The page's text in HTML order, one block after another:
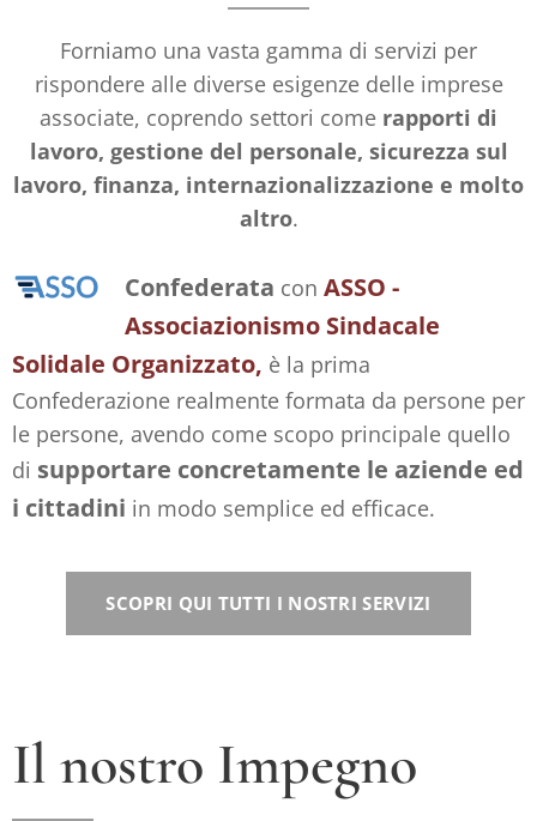
Forniamo una vasta gamma di servizi per
rispondere alle diverse esigenze delle imprese
associate, coprendo settori come rapporti di
lavoro, gestione del personale, sicurezza sul
lavoro, finanza, internazionalizzazione e molto
altro.
Confederata conASSO -
Associazionismo Sindacale
Solidale Organizzato, è la prima
Confederazione realmente formata da persone per
le persone, avendo come scopo principale quello
di supportare concretamente le aziende ed
i cittadini in modo semplice ed efficace.
SCOPRI QUI TUTTI I NOSTRI SERVIZI
Il nostro Impegno